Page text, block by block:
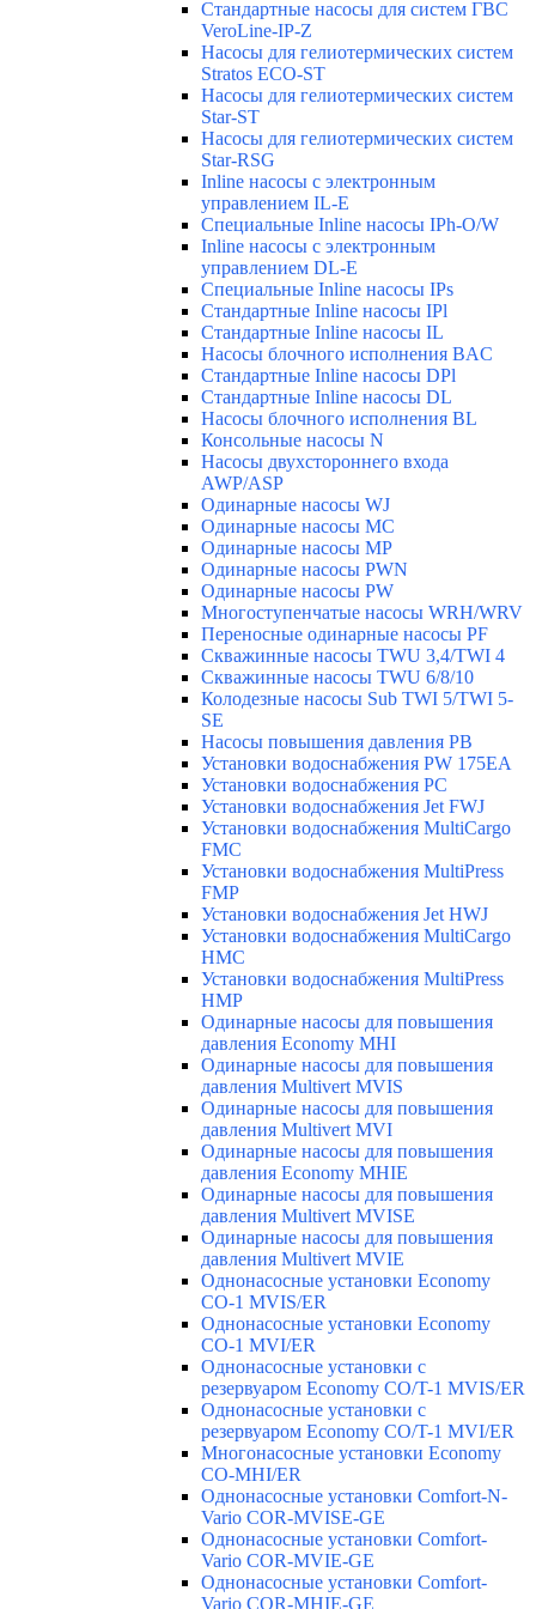
Стандартные насосы для систем ГВС
VeroLine-IP-Z
Насосы для гелиотермических систем
Stratos ECO-ST
Насосы для гелиотермических систем
Star-ST
Насосы для гелиотермических систем
Star-RSG
Inline насосы с электронным
управлением IL-E
Специальные Inline насосы IPh-O/W
Inline насосы с электронным
управлением DL-E
Специальные Inline насосы IPs
Стандартные Inline насосы IPl
Стандартные Inline насосы IL
Насосы блочного исполнения BAC
Стандартные Inline насосы DPl
Стандартные Inline насосы DL
Насосы блочного исполнения BL
Консольные насосы N
Насосы двухстороннего входа
AWP/ASP
Одинарные насосы WJ
Одинарные насосы MC
Одинарные насосы MP
Одинарные насосы PWN
Одинарные насосы PW
Многоступенчатые насосы WRH/WRV
Переносные одинарные насосы PF
Скважинные насосы TWU 3,4/TWI 4
Скважинные насосы TWU 6/8/10
Колодезные насосы Sub TWI 5/TWI 5-
SE
Насосы повышения давления PB
Установки водоснабжения PW 175EA
Установки водоснабжения PC
Установки водоснабжения Jet FWJ
Установки водоснабжения MultiCargo
FMC
Установки водоснабжения MultiPress
FMP
Установки водоснабжения Jet HWJ
Установки водоснабжения MultiCargo
HMC
Установки водоснабжения MultiPress
HMP
Одинарные насосы для повышения
давления Economy MHI
Одинарные насосы для повышения
давления Multivert MVIS
Одинарные насосы для повышения
давления Multivert MVI
Одинарные насосы для повышения
давления Economy MHIE
Одинарные насосы для повышения
давления Multivert MVISE
Одинарные насосы для повышения
давления Multivert MVIE
Однонасосные установки Economy
CO-1 MVIS/ER
Однонасосные установки Economy
CO-1 MVI/ER
Однонасосные установки с
резервуаром Economy CO/T-1 MVIS/ER
Однонасосные установки с
резервуаром Economy CO/T-1 MVI/ER
Многонасосные установки Economy
CO-MHI/ER
Однонасосные установки Comfort-N-
Vario COR-MVISE-GE
Однонасосные установки Comfort-
Vario COR-MVIE-GE
Однонасосные установки Comfort-
Vario COR-MHIE-GE